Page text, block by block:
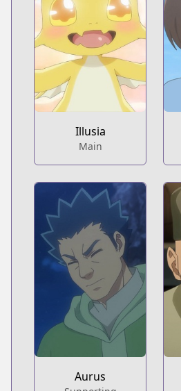
Illusia
Main
Aurus